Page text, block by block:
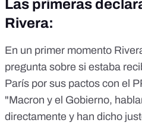
Las primeras
Rivera:
En un primer momento
pregunta sobre si estaba
París por sus pactos con el
"Macron y el Gobierno,
directamente y han dicho